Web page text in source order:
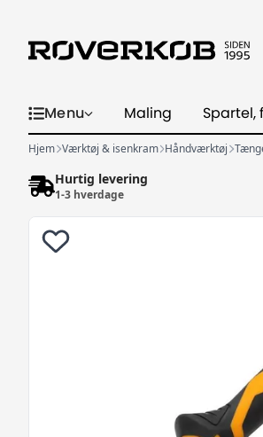
Menu Maling Spartel,
Hjem Værktøj & isenkram Håndværktøj
Hurtig levering
1-3 hverdage